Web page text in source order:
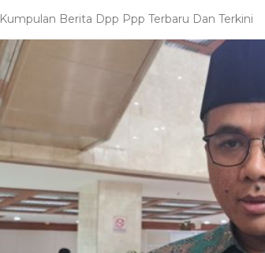
Kumpulan Berita Dpp Ppp Terbaru Dan Terkini